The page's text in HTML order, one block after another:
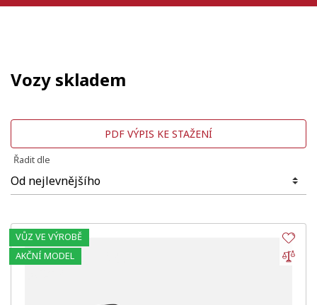
Vozy skladem
PDF VÝPIS KE STAŽENÍ
Řadit dle
VŮZ VE VÝROBĚ
AKČNÍ MODEL